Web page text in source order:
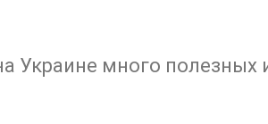
Украине много полезных